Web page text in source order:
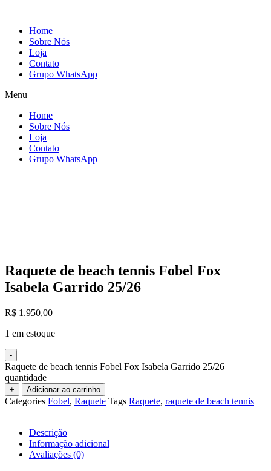
Home
Sobre Nós
Loja
Contato
Grupo WhatsApp
Menu
Home
Sobre Nós
Loja
Contato
Grupo WhatsApp
Raquete de beach tennis Fobel Fox
Isabela Garrido 25/26
R$ 1.950,00
1 em estoque
-
Raquete de beach tennis Fobel Fox Isabela Garrido 25/26
quantidade
+ Adicionar ao carrinho
Categories Fobel, Raquete Tags Raquete, raquete de beach tennis
Descrição
Informação adicional
Avaliações (0)